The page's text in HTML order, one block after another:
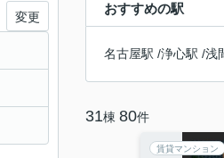
おすすめの駅
名古屋駅 /浄心駅 /浅
31棟 80件
賃貸マンション
変更